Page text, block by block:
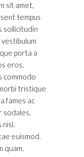
sit amet,
tempus
sollicitudin
porta a
eros,
commodo
tristique
fames ac
sodales,
nisl.
euismod.
quam.